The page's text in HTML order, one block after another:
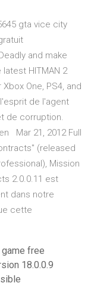
gta vice city
and make
HITMAN 2
One, PS4, and
de l'agent
de corruption.
Mar 21, 2012 Full
(released
Mission
2.0.0.11 est
dans notre
cette
free
18.0.0.9